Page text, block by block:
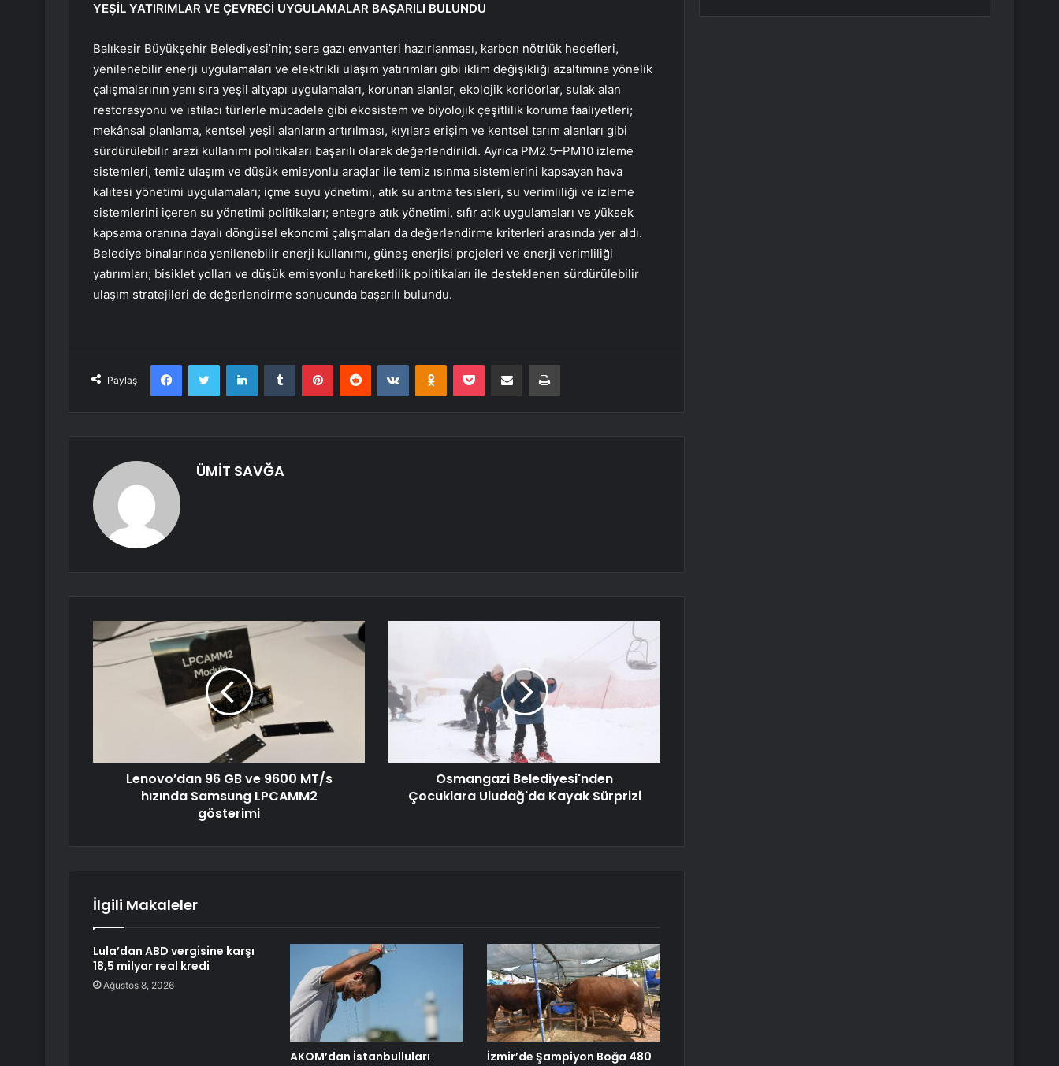
YEŞİL YATIRIMLAR VE ÇEVRECİ UYGULAMALAR BAŞARILI BULUNDU
Balıkesir Büyükşehir Belediyesi’nin; sera gazı envanteri hazırlanması, karbon nötrlük hedefleri,
yenilenebilir enerji uygulamaları ve elektrikli ulaşım yatırımları gibi iklim değişikliği azaltımına yönelik
çalışmalarının yanı sıra yeşil altyapı uygulamaları, korunan alanlar, ekolojik koridorlar, sulak alan
restorasyonu ve istilacı türlerle mücadele gibi ekosistem ve biyolojik çeşitlilik koruma faaliyetleri;
mekânsal planlama, kentsel yeşil alanların artırılması, kıyılara erişim ve kentsel tarım alanları gibi
sürdürülebilir arazi kullanımı politikaları başarılı olarak değerlendirildi. Ayrıca PM2.5–PM10 izleme
sistemleri, temiz ulaşım ve düşük emisyonlu araçlar ile temiz ısınma sistemlerini kapsayan hava
kalitesi yönetimi uygulamaları; içme suyu yönetimi, atık su arıtma tesisleri, su verimliliği ve izleme
sistemlerini içeren su yönetimi politikaları; entegre atık yönetimi, sıfır atık uygulamaları ve yüksek
kapsama oranına dayalı döngüsel ekonomi çalışmaları da değerlendirme kriterleri arasında yer aldı.
Belediye binalarında yenilenebilir enerji kullanımı, güneş enerjisi projeleri ve enerji verimliliği
yatırımları; bisiklet yolları ve düşük emisyonlu hareketlilik politikaları ile desteklenen sürdürülebilir
ulaşım stratejileri de değerlendirme sonucunda başarılı bulundu.
Paylaş
FacebookTwitter LinkedInTumblr PinterestReddit VKontakteOdnoklassniki
Pocket E-Posta ile paylaş Yazdır
ÜMİT SAVĞA
Lenovo’dan 96 GB ve 9600 MT/s
hızında Samsung LPCAMM2
gösterimi
Osmangazi Belediyesi'nden
Çocuklara Uludağ'da Kayak Sürprizi
İlgili Makaleler
Lula’dan ABD vergisine karşı
18,5 milyar real kredi
Ağustos 8, 2026
AKOM’dan İstanbulluları
İzmir’de Şampiyon Boğa 480